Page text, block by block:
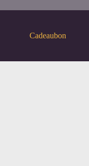
Cadeaubon